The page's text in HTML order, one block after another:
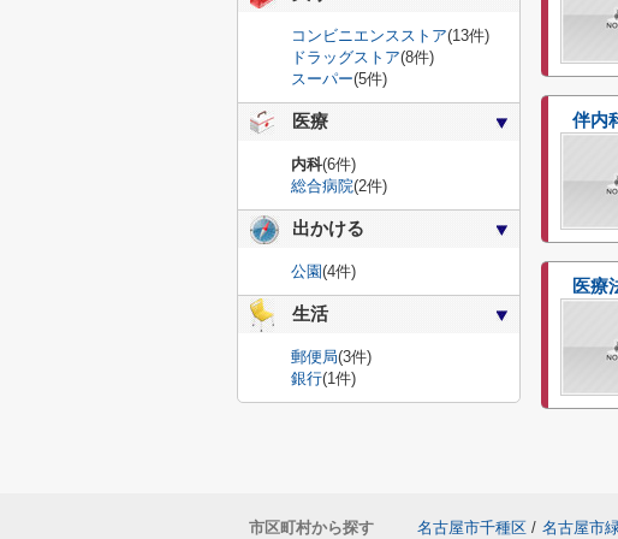
伴内
医療
コンビニエンスストア(13件)
ドラッグストア(8件)
スーパー(5件)
医療
内科(6件)
総合病院(2件)
出かける
公園(4件)
生活
郵便局(3件)
銀行(1件)
市区町村から探す 名古屋市千種区 / 名古屋市